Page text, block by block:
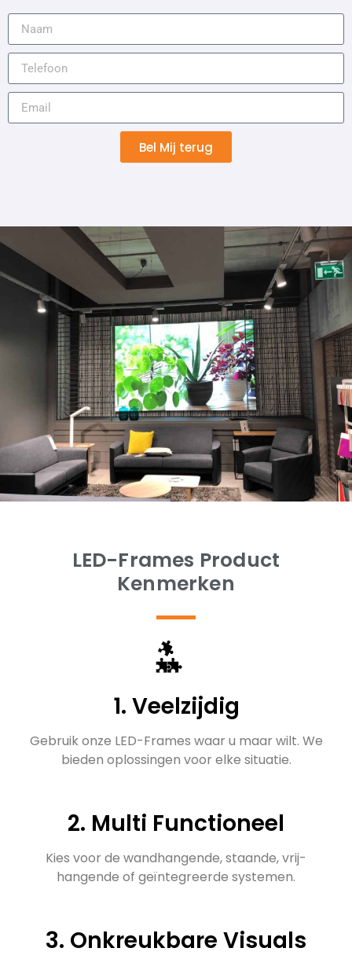
Bel Mij terug
LED-Frames Product
Kenmerken
1. Veelzijdig
Gebruik onze LED-Frames waar u maar wilt. We
bieden oplossingen voor elke situatie.
2. Multi Functioneel
Kies voor de wandhangende, staande, vrij-
hangende of geïntegreerde systemen.
3. Onkreukbare Visuals